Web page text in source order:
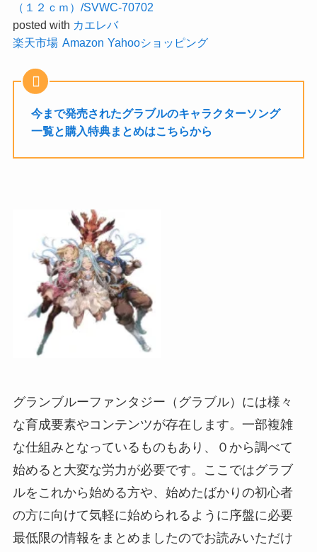
（１２ｃｍ）/SVWC-70702
posted with カエレバ
楽天市場 Amazon Yahooショッピング
今まで発売されたグラブルのキャラクターソング
一覧と購入特典まとめはこちらから
グランブルーファンタジー（グラブル）には様々
な育成要素やコンテンツが存在します。一部複雑
な仕組みとなっているものもあり、０から調べて
始めると大変な労力が必要です。ここではグラブ
ルをこれから始める方や、始めたばかりの初心者
の方に向けて気軽に始められるように序盤に必要
最低限の情報をまとめましたのでお読みいただけ